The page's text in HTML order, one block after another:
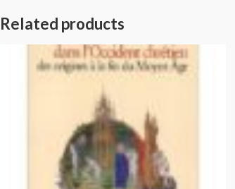
Related products